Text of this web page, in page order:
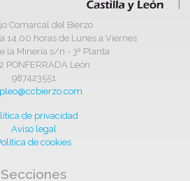
Comarcal del Bierzo
14,00 horas de Lunes a Viernes
la Minería s/n - 3ª Planta
PONFERRADA León
987423551
de privacidad
Aviso legal
de cookies
Secciones